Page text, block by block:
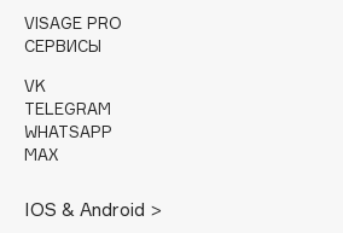
d'Alba
DARLING*
Darphin
Deonica
VISAGE PRO
СЕРВИСЫ
VK
TELEGRAM
WHATSAPP
MAX
IOS & Android >